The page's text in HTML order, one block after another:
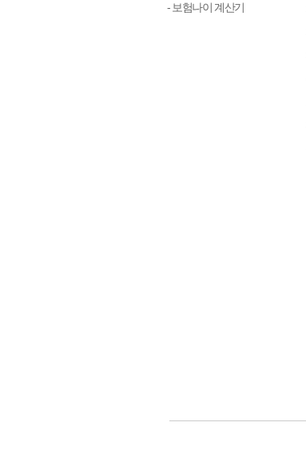
- 보험나이 계산기